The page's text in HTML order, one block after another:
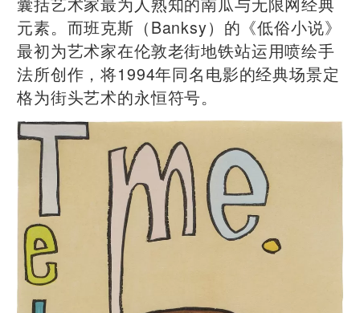
元素。而班克斯（Banksy）的《低俗小说》
最初为艺术家在伦敦老街地铁站运用喷绘手
法所创作，将1994年同名电影的经典场景定
格为街头艺术的永恒符号。